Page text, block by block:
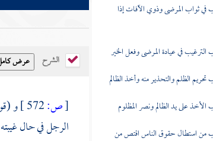
في ثواب المرضى وذوي الآفات إذا
الترغيب في عيادة المرضى وفعل الخير
تحريم الظلم والتحذير منه وأخذ الظالم
الأخذ على يد الظالم ونصر المظلوم
من استطال حقوق الناس اقتص من
الشرح
[ص:
و
الرجل في حال